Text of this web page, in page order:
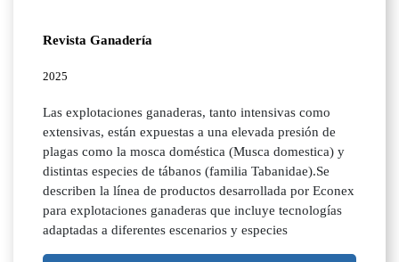
Revista Ganadería
2025
Las explotaciones ganaderas, tanto intensivas como
extensivas, están expuestas a una elevada presión de
plagas como la mosca doméstica (Musca domestica) y
distintas especies de tábanos (familia Tabanidae).Se
describen la línea de productos desarrollada por Econex
para explotaciones ganaderas que incluye tecnologías
adaptadas a diferentes escenarios y especies